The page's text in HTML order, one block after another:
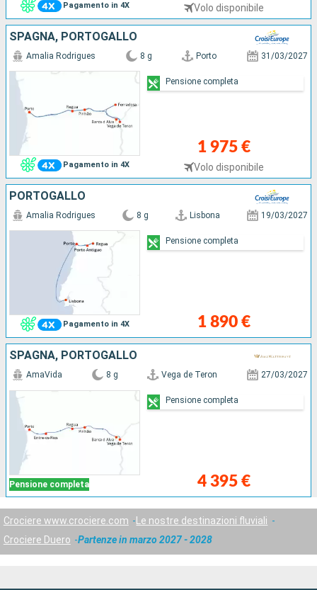
Pagamento in 4X Volo disponibile
SPAGNA, PORTOGALLO
Pagamento in 4X
Amalia Rodrigues 8 g Porto 31/03/2027
1 975 €
Volo disponibile
Pensione completa
PORTOGALLO
Pagamento in 4X
Amalia Rodrigues 8 g Lisbona 19/03/2027
1 890 €
Pensione completa
SPAGNA, PORTOGALLO
Pensione completa
AmaVida 8 g Vega de Teron 27/03/2027
4 395 €
Pensione completa
Crociere www.crociere.com
Le nostre destinazioni fluviali
Crociere Duero
Partenze in marzo 2027 - 2028